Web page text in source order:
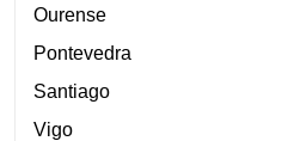
Ourense
Pontevedra
Santiago
Vigo